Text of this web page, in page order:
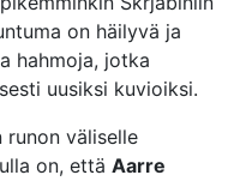
on häilyvä ja
hahmoja, jotka
uusiksi kuvioiksi.
runon väliselle
on, että Aarre